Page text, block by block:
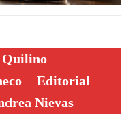
Quilino
Editorial
Nievas